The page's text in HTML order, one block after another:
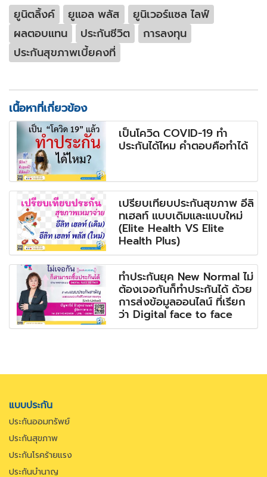
ยูนิตลิ้งค์ ยูแอล พลัส
ยูนิเวอร์แซล ไลฟ์
ผลตอบแทน
ประกันชีวิต
การลงทุน
ประกันสุขภาพเบี้ยคงที่
เนื้อหาที่เกี่ยวข้อง
เป็นโควิด COVID-19 ทำ
ประกันได้ไหม คำตอบคือทำได้
เปรียบเทียบประกันสุขภาพ อีลิ
ทเฮลท์ แบบเดิมและแบบใหม่
(Elite Health VS Elite
Health Plus)
ทำประกันยุค New Normal ไม่
ต้องเจอกันก็ทำประกันได้ ด้วย
การส่งข้อมูลออนไลน์ ที่เรียก
ว่า Digital face to face
แบบประกัน
ประกันออมทรัพย์
ประกันสุขภาพ
ประกันโรคร้ายแรง
ประกันบำนาญ